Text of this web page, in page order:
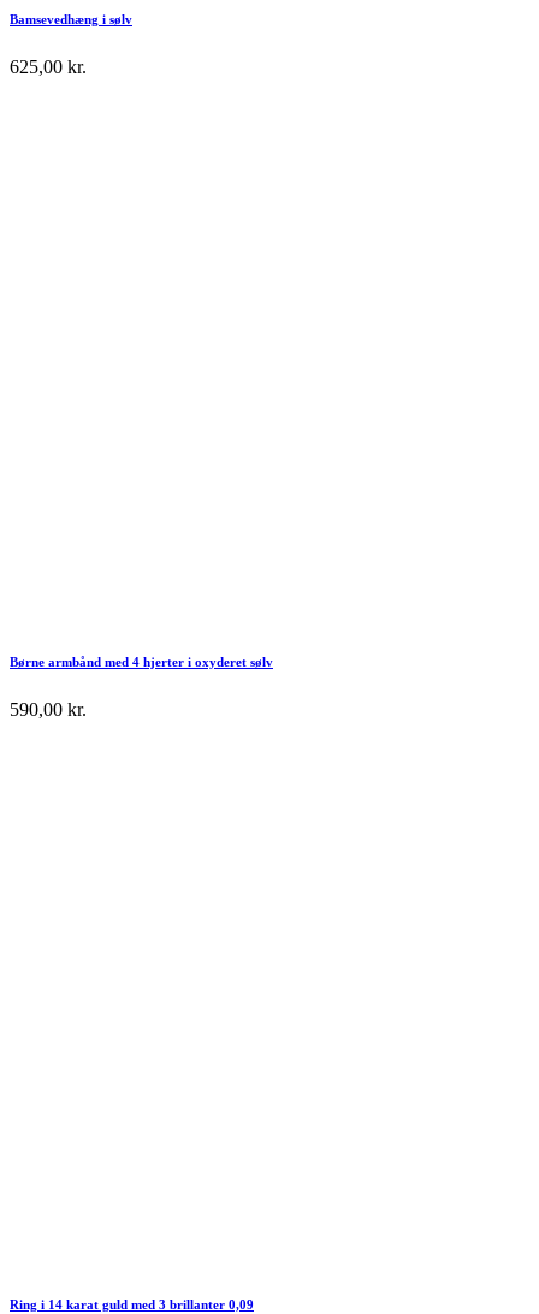
Bamsevedhæng i sølv
625,00 kr.
Børne armbånd med 4 hjerter i oxyderet sølv
590,00 kr.
Ring i 14 karat guld med 3 brillanter 0,09